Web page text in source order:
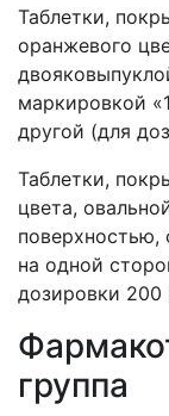
Таблетки,
оранжевого
маркировкой
другой (для
Таблетки,
цвета,
поверхностью,
на одной
дозировки 200
группа